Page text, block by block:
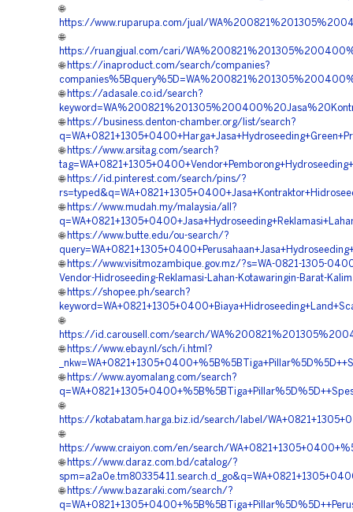
🌐
https://www.ruparupa.com/jual/
🌐
https://ruangjual.com/cari/
🌐 https://inaproduct.com/search/companies?
🌐 https://adasale.co.id/search?
🌐 https://business.denton-chamber.org/list/search?
🌐 https://www.arsitag.com/search?
🌐 https://id.pinterest.com/search/pins/?
🌐 https://www.mudah.my/malaysia/all?
🌐 https://www.butte.edu/ou-search/?
🌐 https://www.visitmozambique.gov.mz/?s=WA-0821-1305-
Vendor-Hidroseeding-Reklamasi-Lahan-Kotawaringin-Barat-
🌐 https://shopee.ph/search?
🌐
https://id.carousell.com/search/
🌐 https://www.ebay.nl/sch/i.html?
🌐 https://www.ayomalang.com/search?
🌐
https://kotabatam.harga.biz.id/search/label/
🌐
https://www.craiyon.com/en/search/
🌐 https://www.daraz.com.bd/catalog/?
🌐 https://www.bazaraki.com/search/?